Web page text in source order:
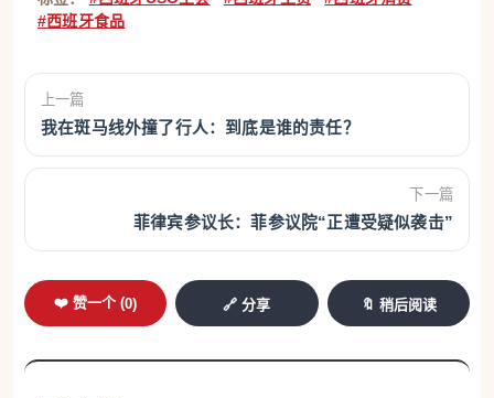
#西班牙食品
上一篇
我在斑马线外撞了行人：到底是谁的责任？
下一篇
菲律宾参议长：菲参议院“正遭受疑似袭击”
❤️ 赞一个 (0) 🔗 分享 🔖 稍后阅读